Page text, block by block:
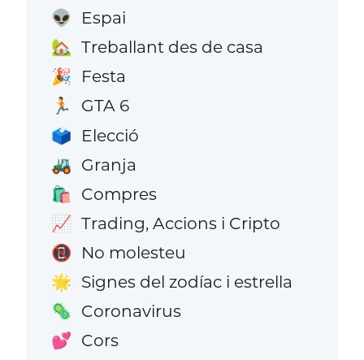
👽 Espai
🏡 Treballant des de casa
🎉 Festa
🏃 GTA 6
🗳️ Elecció
🚜 Granja
🛍️ Compres
📈 Trading, Accions i Cripto
📵 No molesteu
🌟 Signes del zodíac i estrella
🦠 Coronavirus
💕 Cors